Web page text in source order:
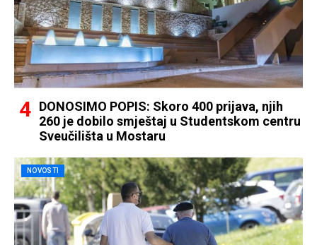
DONOSIMO POPIS: Skoro 400 prijava, njih
260 je dobilo smještaj u Studentskom centru
Sveučilišta u Mostaru
NOVOSTI